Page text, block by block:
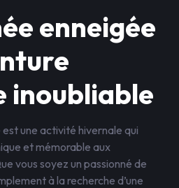
enneigée
inoubliable
une activité hivernale qui
et mémorable aux
vous soyez un passionné de
à la recherche d’une